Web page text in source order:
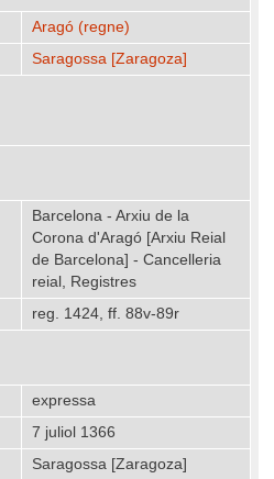
Aragó (regne)
Saragossa [Zaragoza]
Barcelona - Arxiu de la
Corona d'Aragó [Arxiu Reial
de Barcelona] - Cancelleria
reial, Registres
reg. 1424, ff. 88v-89r
expressa
7 juliol 1366
Saragossa [Zaragoza]